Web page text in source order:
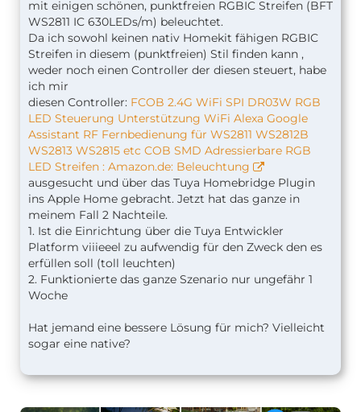
mit einigen schönen, punktfreien RGBIC Streifen (BFT
WS2811 IC 630LEDs/m) beleuchtet.
Da ich sowohl keinen nativ Homekit fähigen RGBIC
Streifen in diesem (punktfreien) Stil finden kann ,
weder noch einen Controller der diesen steuert, habe
ich mir
diesen Controller: FCOB 2.4G WiFi SPI DR03W RGB
LED Steuerung Unterstützung WiFi Alexa Google
Assistant RF Fernbedienung für WS2811 WS2812B
WS2813 WS2815 etc COB SMD Adressierbare RGB
LED Streifen : Amazon.de: Beleuchtung
ausgesucht und über das Tuya Homebridge Plugin
ins Apple Home gebracht. Jetzt hat das ganze in
meinem Fall 2 Nachteile.
1. Ist die Einrichtung über die Tuya Entwickler
Platform viiieeel zu aufwendig für den Zweck den es
erfüllen soll (toll leuchten)
2. Funktionierte das ganze Szenario nur ungefähr 1
Woche
Hat jemand eine bessere Lösung für mich? Vielleicht
sogar eine native?